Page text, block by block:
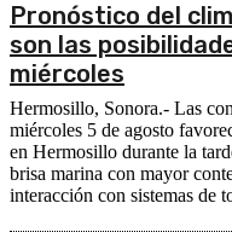
Pronóstico del
son las
miércoles
Hermosillo, Sonora.- Las
miércoles 5 de agosto
en Hermosillo durante la
brisa marina con mayor
interacción con sistemas de